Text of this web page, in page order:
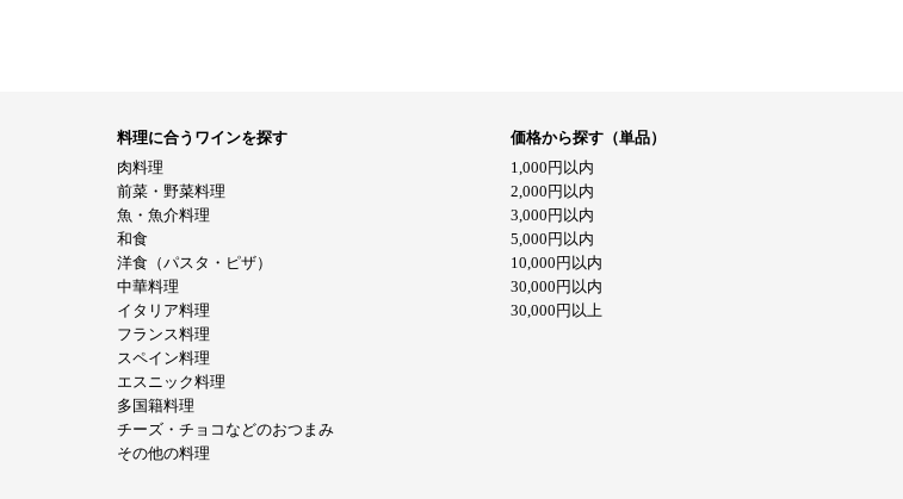
料理に合うワインを探す
肉料理
前菜・野菜料理
魚・魚介料理
和食
洋食（パスタ・ピザ）
中華料理
イタリア料理
フランス料理
スペイン料理
エスニック料理
多国籍料理
チーズ・チョコなどのおつまみ
その他の料理
価格から探す（単品）
1,000円以内
2,000円以内
3,000円以内
5,000円以内
10,000円以内
30,000円以内
30,000円以上